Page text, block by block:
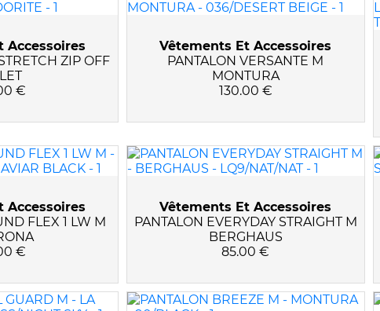
Accessoires
ZIP OFF
€
Vêtements Et Accessoires
PANTALON VERSANTE M
MONTURA
130.00 €
Accessoires
FLEX 1 LW M
€
Vêtements Et Accessoires
PANTALON EVERYDAY STRAIGHT M
BERGHAUS
85.00 €